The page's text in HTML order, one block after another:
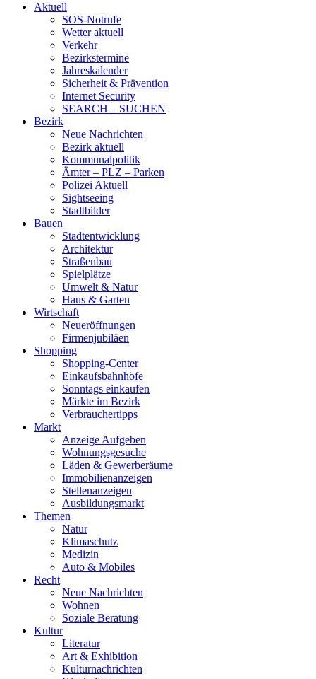
Aktuell
SOS-Notrufe
Wetter aktuell
Verkehr
Bezirkstermine
Jahreskalender
Sicherheit & Prävention
Internet Security
SEARCH – SUCHEN
Bezirk
Neue Nachrichten
Bezirk aktuell
Kommunalpolitik
Ämter – PLZ – Parken
Polizei Aktuell
Sightseeing
Stadtbilder
Bauen
Stadtentwicklung
Architektur
Straßenbau
Spielplätze
Umwelt & Natur
Haus & Garten
Wirtschaft
Neueröffnungen
Firmenjubiläen
Shopping
Shopping-Center
Einkaufsbahnhöfe
Sonntags einkaufen
Märkte im Bezirk
Verbrauchertipps
Markt
Anzeige Aufgeben
Wohnungsgesuche
Läden & Gewerberäume
Immobilienanzeigen
Stellenanzeigen
Ausbildungsmarkt
Themen
Natur
Klimaschutz
Medizin
Auto & Mobiles
Recht
Neue Nachrichten
Wohnen
Soziale Beratung
Kultur
Literatur
Art & Exhibition
Kulturnachrichten